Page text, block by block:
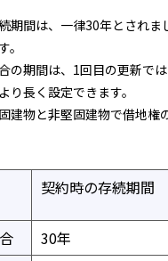
期間は、一律30年とされ
の期間は、1回目の更新で
り長く設定できます。
建物と非堅固建物で借地
契約時の存続期間
30年